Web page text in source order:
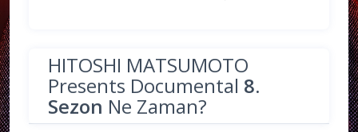
HITOSHI MATSUMOTO
Presents Documental 8.
Sezon Ne Zaman?